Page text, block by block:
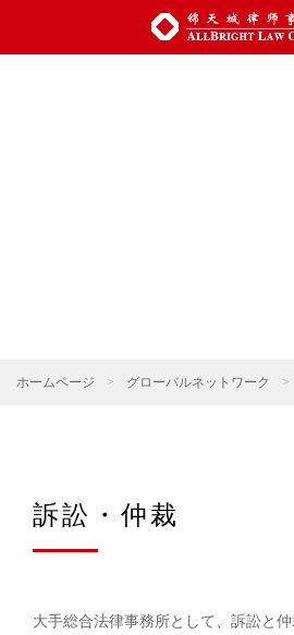
ホームページ > グローバルネットワーク >
訴訟・仲裁
大手総合法律事務所として、訴訟と